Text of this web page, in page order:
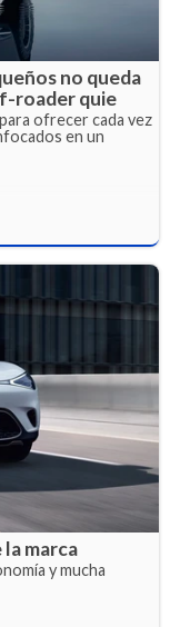
no queda
roader quie
ofrecer cada vez
en un
marca
y mucha